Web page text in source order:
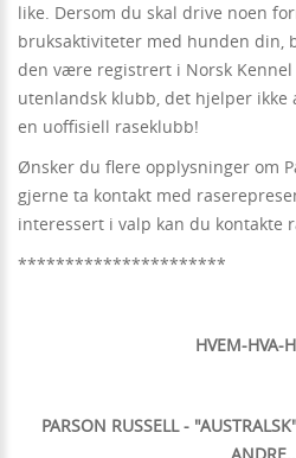
like. Dersom du skal drive noen
bruksaktiviteter med hunden din,
den være registrert i Norsk
utenlandsk klubb, det hjelper
en uoffisiell raseklubb!
Ønsker du flere opplysninger om
gjerne ta kontakt med
interessert i valp kan du kontakte
**********************
HVEM-HVA-
PARSON RUSSELL -